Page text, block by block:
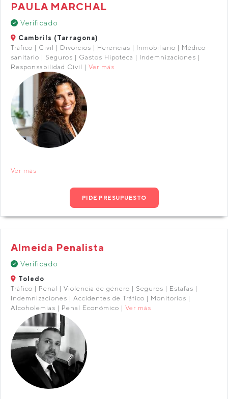
PAULA MARCHAL
Verificado
Cambrils (Tarragona)
Tráfico | Civil | Divorcios | Herencias | Inmobiliario | Médico
sanitario | Seguros | Gastos Hipoteca | Indemnizaciones |
Responsabilidad Civil | Ver más
Ver más
PIDE PRESUPUESTO
Almeida Penalista
Verificado
Toledo
Tráfico | Penal | Violencia de género | Seguros | Estafas |
Indemnizaciones | Accidentes de Tráfico | Monitorios |
Alcoholemias | Penal Económico | Ver más